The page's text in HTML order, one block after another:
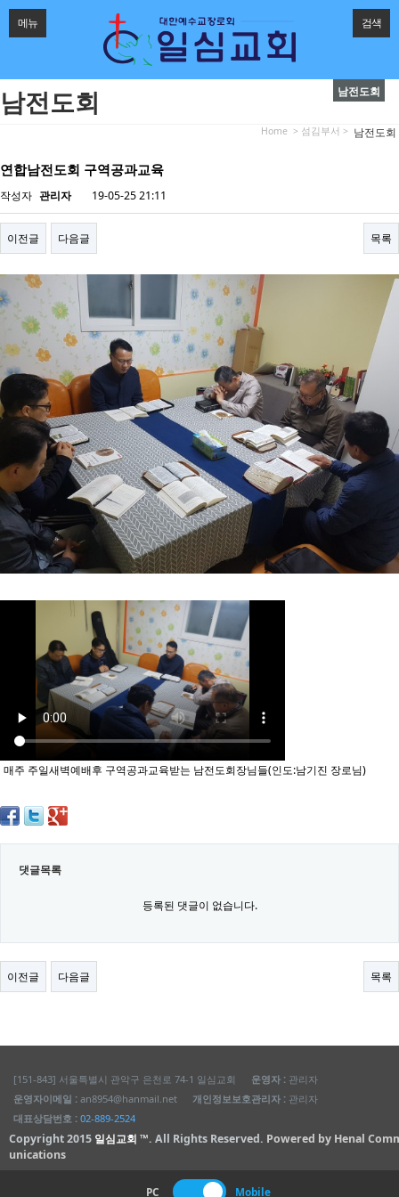
메뉴 검색
남전도회
남전도회
> 섬김부서 >
Home
남전도회
연합남전도회 구역공과교육
작성자 관리자 19-05-25 21:11
이전글 다음글 목록
매주 주일새벽예배후 구역공과교육받는 남전도회장님들(인도:남기진 장로님)
댓글목록
등록된 댓글이 없습니다.
이전글 다음글 목록
[151-843] 서울특별시 관악구 은천로 74-1 일심교회 운영자 : 관리자
운영자이메일 : an8954@hanmail.net 개인정보보호관리자 : 관리자
대표상담번호 : 02-889-2524
Copyright 2015 일심교회 ™. All Rights Reserved. Powered by Henal
unications
PC Mobile